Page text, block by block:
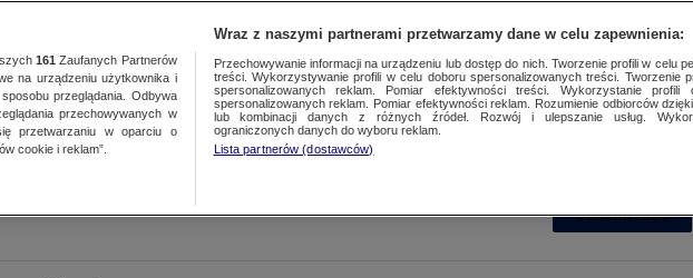
SUBSKRYBUJ
161 Zaufanych Partnerów
na urządzeniu użytkownika i
przeglądania. Odbywa
przechowywanych w
przetwarzaniu w oparciu o
cookie i reklam”.
Wraz z naszymi partnerami przetwarzamy dane w celu zapewnienia:
Przechowywanie informacji na urządzeniu lub dostęp do nich. Tworzenie profili w celu
treści. Wykorzystywanie profili w celu doboru spersonalizowanych treści. Tworzenie
spersonalizowanych reklam. Pomiar efektywności treści. Wykorzystanie profili
spersonalizowanych reklam. Pomiar efektywności reklam. Rozumienie odbiorców
lub kombinacji danych z różnych źródeł. Rozwój i ulepszanie usług.
ograniczonych danych do wyboru reklam.
Lista partnerów (dostawców)